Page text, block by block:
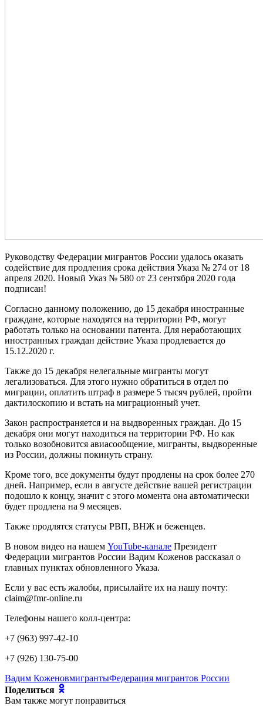
Руководству Федерации мигрантов России удалось оказать
содействие для продления срока действия Указа № 274 от 18
апреля 2020. Новый Указ № 580 от 23 сентября 2020 года
подписан!
Согласно данному положению, до 15 декабря иностранные
граждане, которые находятся на территории РФ, могут
работать только на основании патента. Для неработающих
иностранных граждан действие Указа продлевается до
15.12.2020 г.
Также до 15 декабря нелегальные мигранты могут
легализоваться. Для этого нужно обратиться в отдел по
миграции, оплатить штраф в размере 5 тысяч рублей, пройти
дактилоскопию и встать на миграционный учет.
Закон распространяется и на выдворенных граждан. До 15
декабря они могут находиться на территории РФ. Но как
только возобновится авиасообщение, мигранты, выдворенные
из России, должны покинуть страну.
Кроме того, все документы будут продлены на срок более 270
дней. Например, если в августе действие вашей регистрации
подошло к концу, значит с этого момента она автоматически
будет продлена на 9 месяцев.
Также продлятся статусы РВП, ВНЖ и беженцев.
В новом видео на нашем YouTube-канале Президент
Федерации мигрантов России Вадим Коженов рассказал о
главных пунктах обновленного Указа.
Если у вас есть жалобы, присылайте их на нашу почту:
claim@fmr-online.ru
Телефоны нашего колл-центра:
+7 (963) 997-42-10
+7 (926) 130-75-00
Вадим КоженовмигрантыФедерация мигрантов России
Поделиться
Вам также могут понравиться